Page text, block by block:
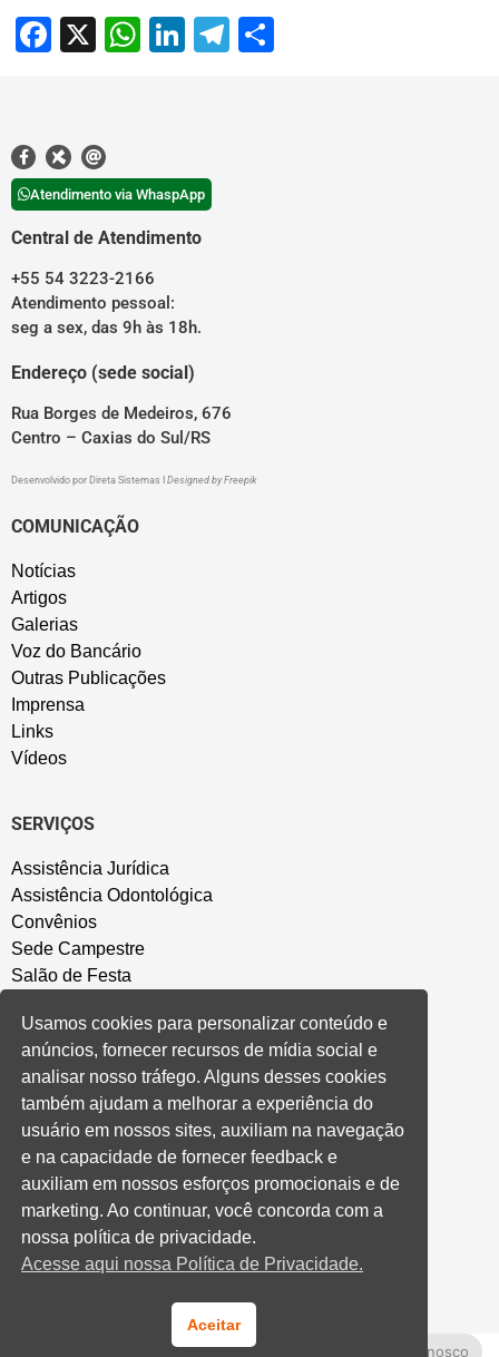
Facebook
X WhatsApp
LinkedIn
Telegram
Atendimento via WhaspApp
Central de Atendimento
+55 54 3223-2166
Atendimento pessoal:
seg a sex, das 9h às 18h.
Endereço (sede social)
Rua Borges de Medeiros, 676
Centro – Caxias do Sul/RS
Desenvolvido por Direta Sistemas Designed by Freepik
COMUNICAÇÃO
Notícias
Artigos
Galerias
Voz do Bancário
Outras Publicações
Imprensa
Links
Vídeos
SERVIÇOS
Assistência Jurídica
Assistência Odontológica
Convênios
Sede Campestre
Salão de Festa
CONVENÇÃO COLETIVA E ACORDOS
Convenções Coletivas
Banco do Brasil
Caixa Econômica Federal
Banrisul
Privados
Aditivos RS
Cooperativas e Financeiras
Fale Conosco
Usamos cookies para personalizar conteúdo e
anúncios, fornecer recursos de mídia social e
analisar nosso tráfego. Alguns desses cookies
também ajudam a melhorar a experiência do
usuário em nossos sites, auxiliam na navegação
e na capacidade de fornecer feedback e
auxiliam em nossos esforços promocionais e de
marketing. Ao continuar, você concorda com a
nossa política de privacidade.
Acesse aqui nossa Política de Privacidade.
Aceitar